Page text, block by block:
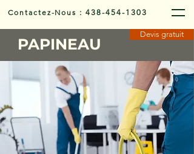
Contactez-Nous :438-454-1303
PAPINEAU
Devis gratuit